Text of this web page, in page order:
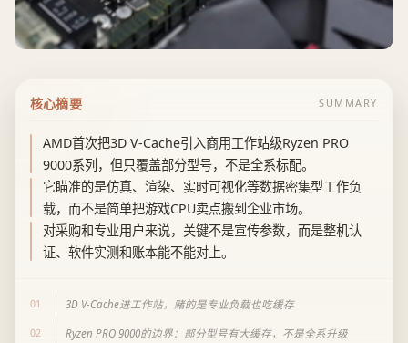
核心摘要 SUMMARY
AMD首次把3D V-Cache引入商用工作站级Ryzen PRO
9000系列，但只覆盖部分型号，不是全系标配。
它瞄准的是仿真、渲染、实时可视化等数据密集型工作负
载，而不是简单把游戏CPU卖点搬到企业市场。
对采购和专业用户来说，关键不是宣传参数，而是整机认
证、软件实测和账本能不能对上。
01 3D V-Cache进工作站，赌的是专业负载也吃缓存
02 Ryzen PRO 9000的边界：部分型号有大缓存，不是全系升级